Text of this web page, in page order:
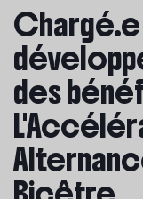
des